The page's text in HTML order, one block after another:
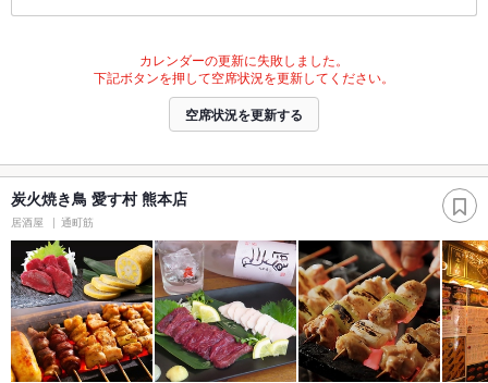
カレンダーの更新に失敗しました。
下記ボタンを押して空席状況を更新してください。
空席状況を更新する
炭火焼き鳥 愛す村 熊本店
居酒屋 通町筋